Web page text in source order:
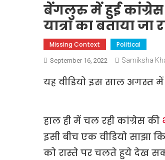
बेंगलुरु में हुई कांग्रेस
यात्रा का बताया जा
Missing Context Political
September 16, 2022 Samiksha
यह वीडियो इस साल अगस्त में
हाल ही में चल रही कांग्रेस की
इसी बीच एक वीडियो साझा
को रास्ते पर चलते हुये देख सकते